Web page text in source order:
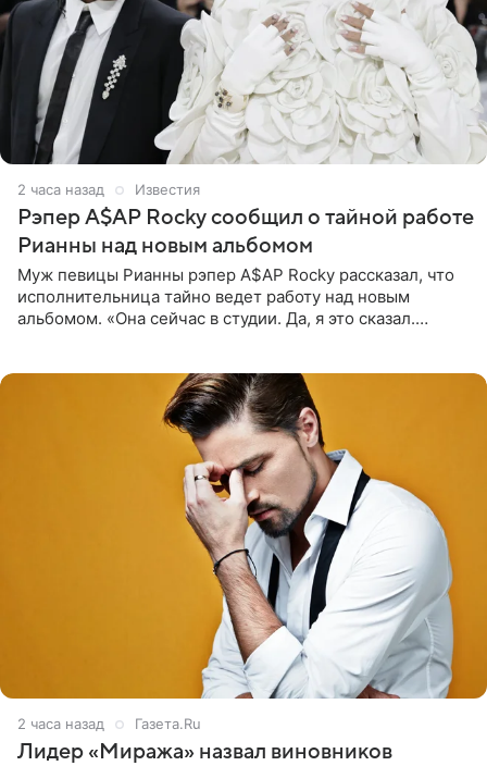
2 часа назад Известия
Рэпер A$AP Rocky сообщил о тайной работе
Рианны над новым альбомом
Муж певицы Рианны рэпер A$AP Rocky рассказал, что
исполнительница тайно ведет работу над новым
альбомом. «Она сейчас в студии. Да, я это сказал.
2 часа назад Газета.Ru
Лидер «Миража» назвал виновников